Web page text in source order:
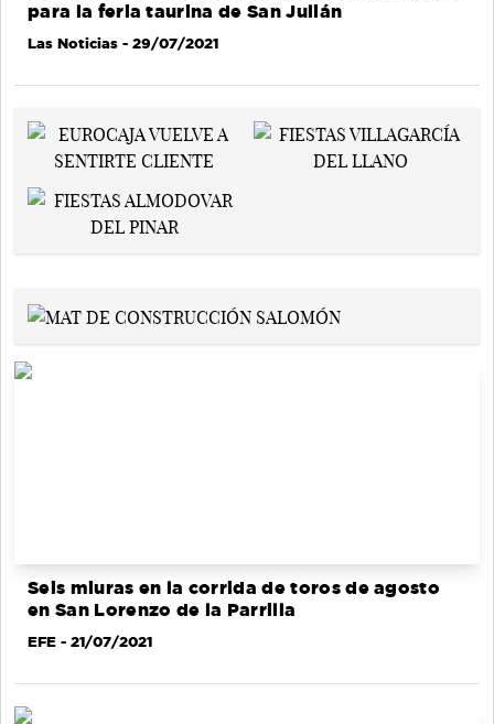
para la feria taurina de San Julián
Las Noticias - 29/07/2021
Seis miuras en la corrida de toros de agosto
en San Lorenzo de la Parrilla
EFE - 21/07/2021